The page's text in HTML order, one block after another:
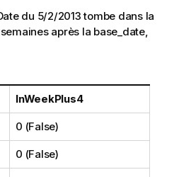
du 5/2/2013tombe dans la
après la base_date,
InWeekPlus4
0 (False)
0 (False)